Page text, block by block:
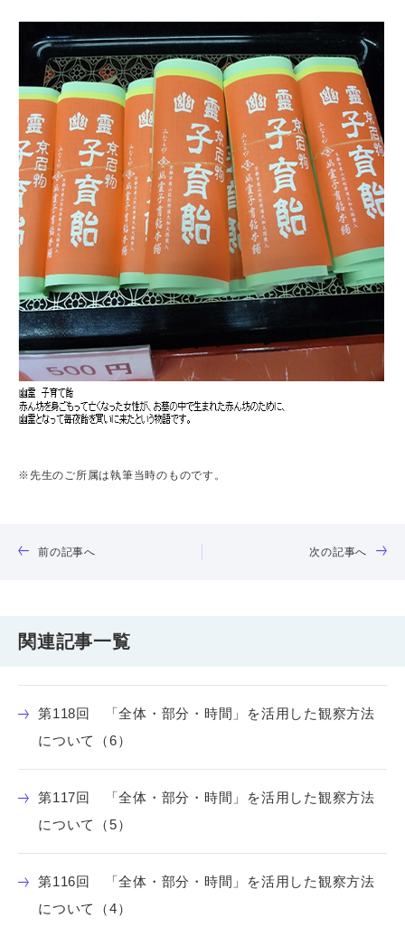
※先生のご所属は執筆当時のものです。
前の記事へ 次の記事へ
関連記事一覧
第118回 「全体・部分・時間」を活用した観察方法
について（6）
第117回 「全体・部分・時間」を活用した観察方法
について（5）
第116回 「全体・部分・時間」を活用した観察方法
について（4）